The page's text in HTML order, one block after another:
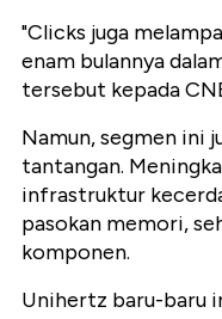
"Clicks juga
enam bulannya
tersebut kepada
Namun, segmen ini
tantangan.
infrastruktur
pasokan memori,
komponen.
Unihertz baru-baru